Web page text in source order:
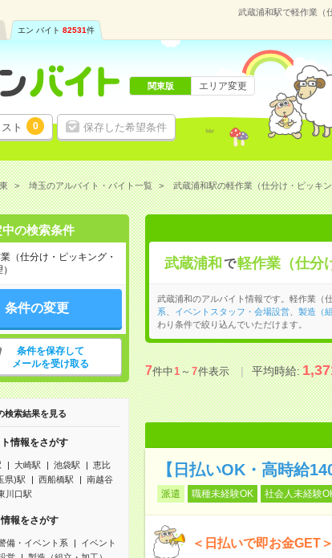
武蔵浦和駅で軽作業（
エン バイト 82531件
ト 0 保存した希望条件
関東版 エリア変更
埼玉のアルバイト・バイト一覧 武蔵浦和駅の軽作業（仕分け・ピッキ
の検索条件
（仕分け・ピッキング・
条件の変更
条件を保存して
メールを受け取る
検索結果を見る
情報をさがす
大崎駅 池袋駅
恵比
県)駅 西船橋駅
南越谷
川口駅
報をさがす
備・イベント系
イベント
武蔵浦和で軽作業（仕分
武蔵浦和のアルバイト情報です。軽作業（
系
イベントスタッフ・会場設営、 製造（
わり条件で絞り込んでいただけます。
7件中1～7件表示 平均時給:
【日払いOK・高時給
派遣 職種未経験OK 社会人未経験
＜日払いで即お金GET